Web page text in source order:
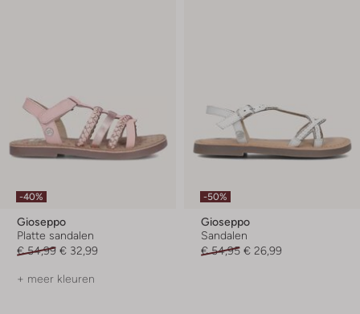
-40%
Gioseppo
Platte sandalen
€ 54,99 € 32,99
+ meer kleuren
-50%
Gioseppo
Sandalen
€ 54,95 € 26,99